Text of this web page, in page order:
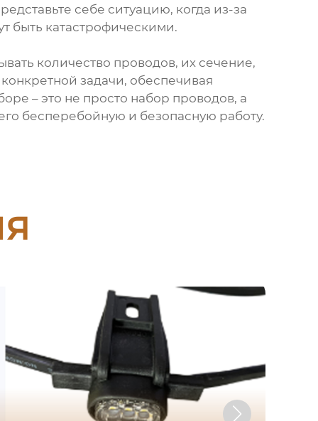
себе ситуацию, когда из-за
быть катастрофическими.
количество проводов, их сечение,
задачи, обеспечивая
– это не просто набор проводов, а
бесперебойную и безопасную работу.